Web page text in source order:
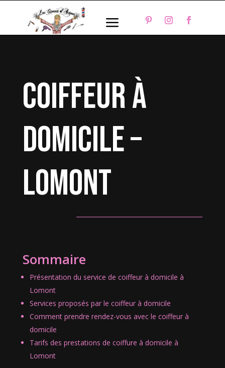
a
coiffeur à
domicile –
Lomont
Sommaire
Présentation du service de coiffeur à domicile à
Lomont
Services proposés par le coiffeur à domicile
Comment prendre rendez-vous avec le coiffeur à
domicile
Tarifs des prestations de coiffure à domicile à
Lomont